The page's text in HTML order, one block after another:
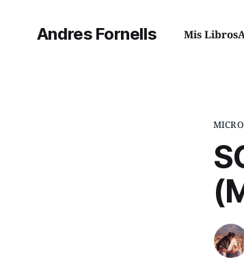
Andres Fornells Mis Libros